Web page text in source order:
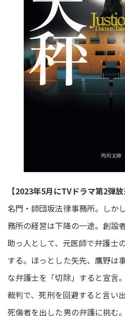
【2023年5月にTVドラマ第2弾放
名門・師団坂法律事務所。しか
務所の経営は下降の一途。創設
助っ人として、元医師で弁護士
する。ほっとした矢先、鷹野は
な弁護士を「切除」すると宣言
裁判で、死刑を回避すると言い
死傷者を出した男の弁護に挑む